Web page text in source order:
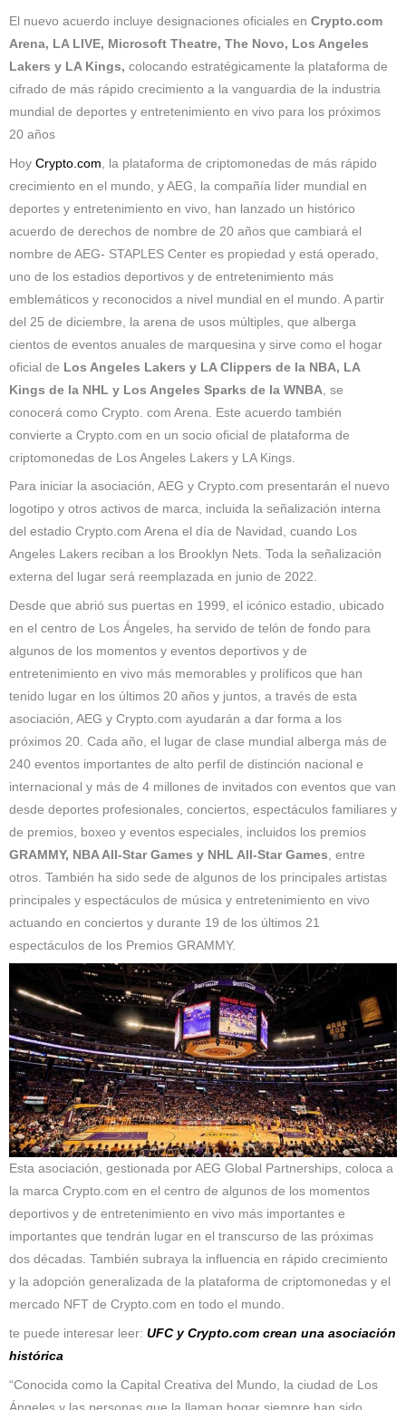
El nuevo acuerdo incluye designaciones oficiales en Crypto.com
Arena, LA LIVE, Microsoft Theatre, The Novo, Los Angeles
Lakers y LA Kings, colocando estratégicamente la plataforma de
cifrado de más rápido crecimiento a la vanguardia de la industria
mundial de deportes y entretenimiento en vivo para los próximos
20 años
Hoy Crypto.com , la plataforma de criptomonedas de más rápido
crecimiento en el mundo, y AEG, la compañía líder mundial en
deportes y entretenimiento en vivo, han lanzado un histórico
acuerdo de derechos de nombre de 20 años que cambiará el
nombre de AEG- STAPLES Center es propiedad y está operado,
uno de los estadios deportivos y de entretenimiento más
emblemáticos y reconocidos a nivel mundial en el mundo. A partir
del 25 de diciembre, la arena de usos múltiples, que alberga
cientos de eventos anuales de marquesina y sirve como el hogar
oficial de Los Angeles Lakers y LA Clippers de la NBA, LA
Kings de la NHL y Los Angeles Sparks de la WNBA , se
conocerá como Crypto. com Arena. Este acuerdo también
convierte a Crypto.com en un socio oficial de plataforma de
criptomonedas de Los Angeles Lakers y LA Kings.
Para iniciar la asociación, AEG y Crypto.com presentarán el nuevo
logotipo y otros activos de marca, incluida la señalización interna
del estadio Crypto.com Arena el día de Navidad, cuando Los
Angeles Lakers reciban a los Brooklyn Nets. Toda la señalización
externa del lugar será reemplazada en junio de 2022.
Desde que abrió sus puertas en 1999, el icónico estadio, ubicado
en el centro de Los Ángeles, ha servido de telón de fondo para
algunos de los momentos y eventos deportivos y de
entretenimiento en vivo más memorables y prolíficos que han
tenido lugar en los últimos 20 años y juntos, a través de esta
asociación, AEG y Crypto.com ayudarán a dar forma a los
próximos 20. Cada año, el lugar de clase mundial alberga más de
240 eventos importantes de alto perfil de distinción nacional e
internacional y más de 4 millones de invitados con eventos que van
desde deportes profesionales, conciertos, espectáculos familiares y
de premios, boxeo y eventos especiales, incluidos los premios
GRAMMY, NBA All-Star Games y NHL All-Star Games, entre
otros. También ha sido sede de algunos de los principales artistas
principales y espectáculos de música y entretenimiento en vivo
actuando en conciertos y durante 19 de los últimos 21
espectáculos de los Premios GRAMMY.
Esta asociación, gestionada por AEG Global Partnerships, coloca a
la marca Crypto.com en el centro de algunos de los momentos
deportivos y de entretenimiento en vivo más importantes e
importantes que tendrán lugar en el transcurso de las próximas
dos décadas. También subraya la influencia en rápido crecimiento
y la adopción generalizada de la plataforma de criptomonedas y el
mercado NFT de Crypto.com en todo el mundo.
te puede interesar leer: UFC y Crypto.com crean una asociación
histórica
“Conocida como la Capital Creativa del Mundo, la ciudad de Los